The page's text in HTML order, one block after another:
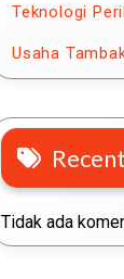
Teknologi
Usaha
Tidak ada